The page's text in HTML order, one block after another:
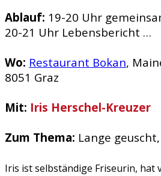
Ablauf: 19-20 Uhr
20-21 Uhr Lebensbericht …
Wo: Restaurant Bokan,
8051 Graz
Mit: Iris Herschel-Kreuzer
Zum Thema: Lange
Iris ist selbständige Friseurin, hat